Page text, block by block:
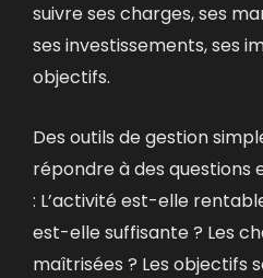
suivre ses charges, ses
ses investissements, ses
objectifs.
Des outils de gestion
répondre à des questions
: L’activité est-elle
est-elle suffisante ? Les
maîtrisées ? Les objectifs